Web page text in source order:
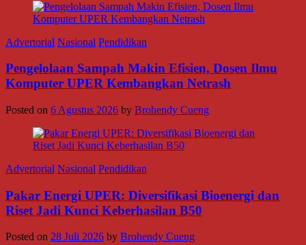
Advertorial Nasional Pendidikan
Pengelolaan Sampah Makin Efisien, Dosen Ilmu
Komputer UPER Kembangkan Netrash
Posted on 6 Agustus 2026 by Brohendy Cueng
Advertorial Nasional Pendidikan
Pakar Energi UPER: Diversifikasi Bioenergi dan
Riset Jadi Kunci Keberhasilan B50
Posted on 28 Juli 2026 by Brohendy Cueng